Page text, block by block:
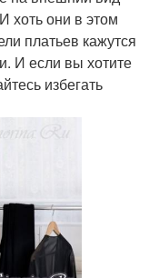
хоть они в этом
платьев кажутся
И если вы хотите
избегать